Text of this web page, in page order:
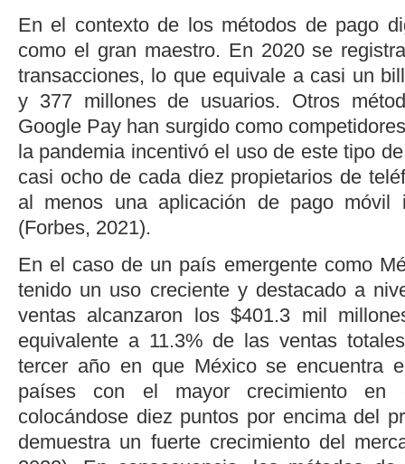
En el contexto de los métodos de pago
como el gran maestro. En 2020 se
transacciones, lo que equivale a casi un
y 377 millones de usuarios. Otros
Google Pay han surgido como
la pandemia incentivó el uso de este tipo
casi ocho de cada diez propietarios de
al menos una aplicación de pago móvil
(Forbes, 2021).
En el caso de un país emergente como
tenido un uso creciente y destacado a
ventas alcanzaron los $401.3 mil
equivalente a 11.3% de las ventas
tercer año en que México se encuentra
países con el mayor crecimiento en
colocándose diez puntos por encima del
demuestra un fuerte crecimiento del